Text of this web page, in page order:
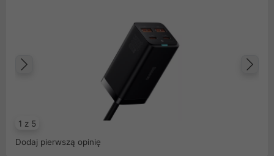
1 z 5
Poprzedni
Dodaj pierwszą opinię